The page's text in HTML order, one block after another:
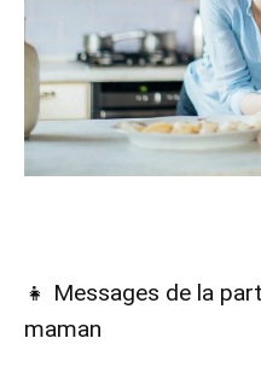
👧 Messages de la
maman